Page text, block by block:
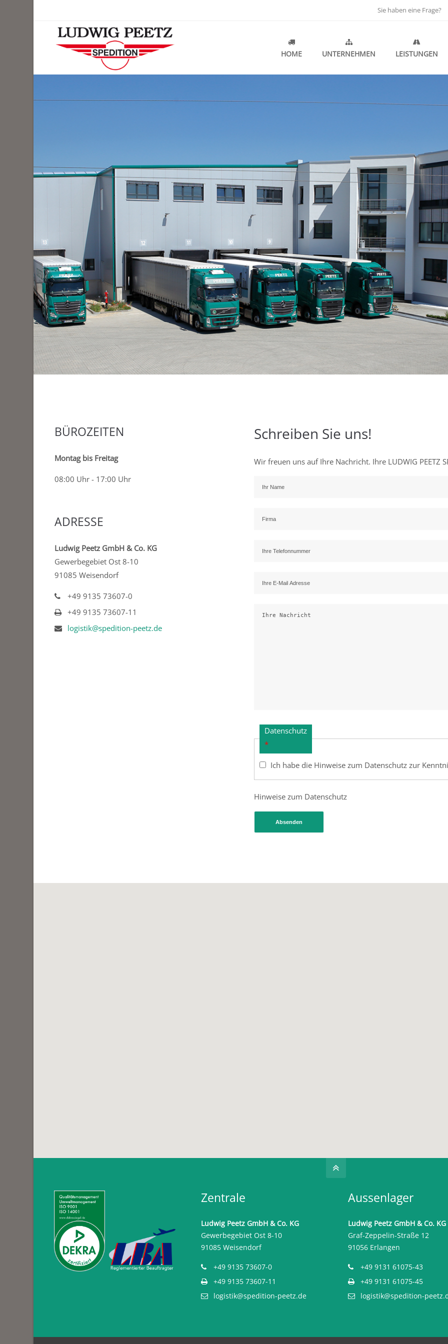
Login
Benutzername
Register|Lost your password?
Wir sind für Sie da!
Mo. - Fr. 08:00 UHR - 17:00 UHR
LUDWIG PEETZ SPEDITION
91085 Weisendorf
Sie haben eine Frage?
logistik@spedition-
Sie haben eine Frage?
HOME UNTERNEHMEN LEISTUNGEN
BÜROZEITEN
Montag bis Freitag
08:00 Uhr - 17:00 Uhr
ADRESSE
Ludwig Peetz GmbH & Co. KG
Gewerbegebiet Ost 8-10
91085 Weisendorf
+49 9135 73607-0
+49 9135 73607-11
logistik@spedition-peetz.de
Schreiben Sie uns!
Wir freuen uns auf Ihre Nachricht. Ihre LUDWIG PEETZ
Datenschutz
*
Ich habe die Hinweise zum Datenschutz zur
Hinweise zum Datenschutz
Zentrale
Ludwig Peetz GmbH & Co. KG
Gewerbegebiet Ost 8-10
91085 Weisendorf
+49 9135 73607-0
+49 9135 73607-11
logistik@spedition-peetz.de
Aussenlager
Ludwig Peetz GmbH & Co. KG
Graf-Zeppelin-Straße 12
91056 Erlangen
+49 9131 61075-43
+49 9131 61075-45
logistik@spedition-